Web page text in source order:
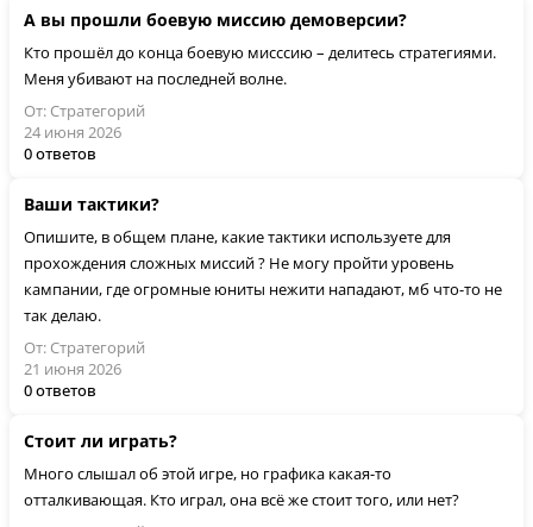
А вы прошли боевую миссию демоверсии?
Кто прошёл до конца боевую мисссию – делитесь стратегиями.
Меня убивают на последней волне.
От: Стратегорий
24 июня 2026
0 ответов
Ваши тактики?
Опишите, в общем плане, какие тактики используете для
прохождения сложных миссий ? Не могу пройти уровень
кампании, где огромные юниты нежити нападают, мб что-то не
так делаю.
От: Стратегорий
21 июня 2026
0 ответов
Стоит ли играть?
Много слышал об этой игре, но графика какая-то
отталкивающая. Кто играл, она всё же стоит того, или нет?